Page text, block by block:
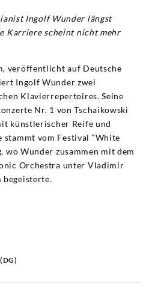
Ingolf Wunder längst
Karriere scheint nicht mehr
veröffentlicht auf Deutsche
Ingolf Wunder zwei
Klavierrepertoires. Seine
Nr. 1 von Tschaikowski
künstlerischer Reife und
stammt vom Festival “White
wo Wunder zusammen mit dem
Orchestra unter Vladimir
begeisterte.